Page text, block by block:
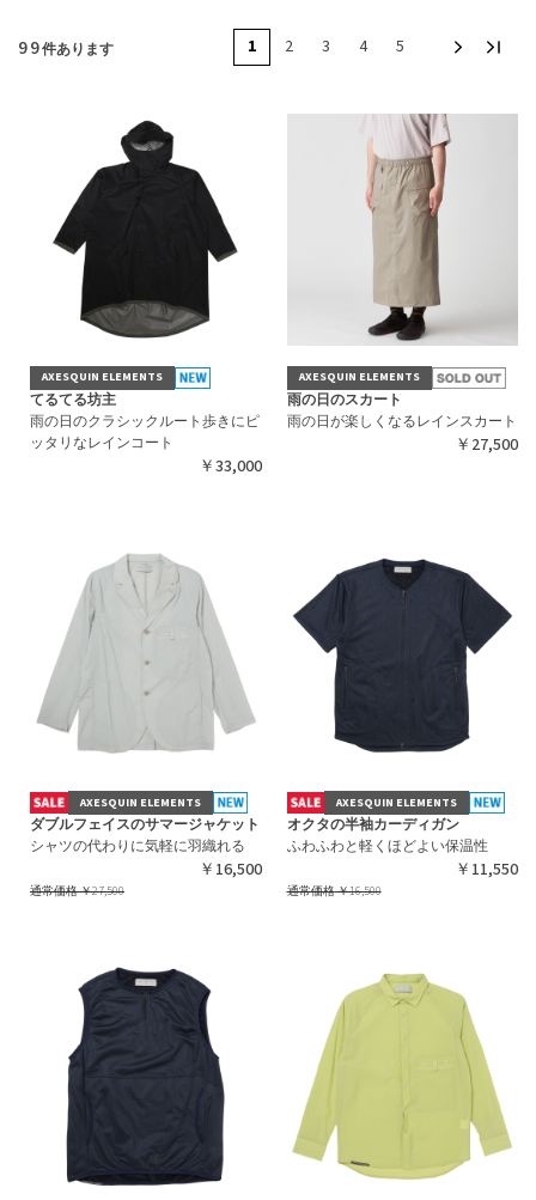
99件あります 1 2 3 4 5
AXESQUIN ELEMENTS
てるてる坊主
雨の日のクラシックルート歩きにピ
ッタリなレインコート
￥33,000
AXESQUIN ELEMENTS
雨の日のスカート
雨の日が楽しくなるレインスカート
￥27,500
AXESQUIN ELEMENTS
ダブルフェイスのサマージャケット
シャツの代わりに気軽に羽織れる
￥16,500
通常価格￥27,500
AXESQUIN ELEMENTS
オクタの半袖カーディガン
ふわふわと軽くほどよい保温性
￥11,550
通常価格￥16,500